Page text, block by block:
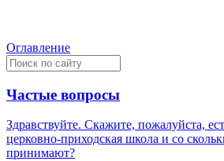
Оглавление
Частые вопросы
Здравствуйте. Скажите, пожалуйста,
церковно-приходская школа и со
принимают?